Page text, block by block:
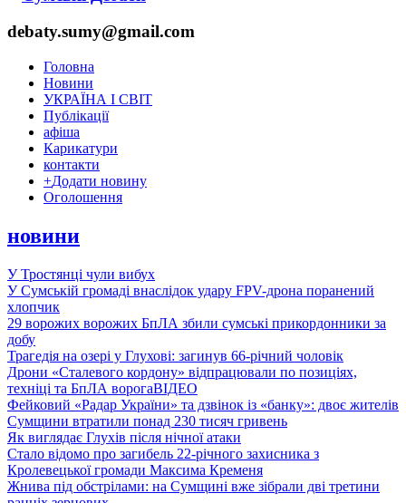
debaty.sumy@gmail.com
Головна
Новини
УКРАЇНА І СВІТ
Публікації
афіша
Карикатури
контакти
+Додати новину
Оголошення
новини
У Тростянці чули вибух
У Сумській громаді внаслідок удару FPV-дрона поранений
хлопчик
29 ворожих ворожих БпЛА збили сумські прикордонники за
добу
Трагедія на озері у Глухові: загинув 66-річний чоловік
Дрони «Сталевого кордону» відпрацювали по позиціях,
техніці та БпЛА ворогаВІДЕО
Фейковий «Радар України» та дзвінок із «банку»: двоє жителів
Сумщини втратили понад 230 тисяч гривень
Як виглядає Глухів після нічної атаки
Стало відомо про загибель 22-річного захисника з
Кролевецької громади Максима Кременя
Жнива під обстрілами: на Сумщині вже зібрали дві третини